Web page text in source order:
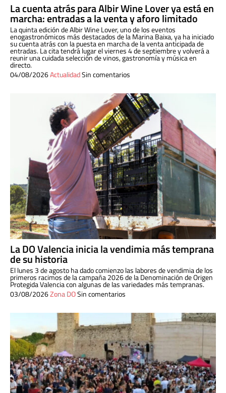
La cuenta atrás para Albir Wine Lover ya está en
marcha: entradas a la venta y aforo limitado
La quinta edición de Albir Wine Lover, uno de los eventos
enogastronómicos más destacados de la Marina Baixa, ya ha iniciado
su cuenta atrás con la puesta en marcha de la venta anticipada de
entradas. La cita tendrá lugar el viernes 4 de septiembre y volverá a
reunir una cuidada selección de vinos, gastronomía y música en
directo.
04/08/2026ActualidadSin comentarios
La DO Valencia inicia la vendimia más temprana
de su historia
El lunes 3 de agosto ha dado comienzo las labores de vendimia de los
primeros racimos de la campaña 2026 de la Denominación de Origen
Protegida Valencia con algunas de las variedades más tempranas.
03/08/2026Zona DOSin comentarios